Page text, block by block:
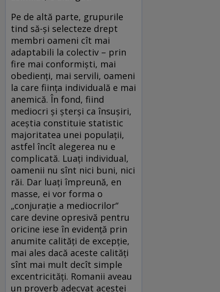
Pe de altă parte, grupurile
tind să-şi selecteze drept
membri oameni cît mai
adaptabili la colectiv – prin
fire mai conformişti, mai
obedienţi, mai servili, oameni
la care fiinţa individuală e mai
anemică. În fond, fiind
mediocri şi şterşi ca însuşiri,
aceştia constituie statistic
majoritatea unei populaţii,
astfel încît alegerea nu e
complicată. Luaţi individual,
oamenii nu sînt nici buni, nici
răi. Dar luaţi împreună, en
masse, ei vor forma o
„conjuraţie a mediocrilor“
care devine opresivă pentru
oricine iese în evidenţă prin
anumite calităţi de excepţie,
mai ales dacă aceste calităţi
sînt mai mult decît simple
excentricităţi. Romanii aveau
un proverb adecvat acestei